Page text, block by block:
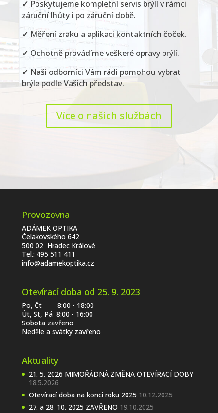
✓ Poskytujeme kompletní servis brýlí v rámci
záruční lhůty i po záruční době.
✓ Měření zraku a aplikaci kontaktních čoček.
✓ Ochotně provádíme veškeré opravy brýlí.
✓ Naši odborníci Vám rádi pomohou vybrat
brýle podle Vašich představ.
Více o našich službách
Provozovna
ADÁMEK OPTIKA
Čelakovského 642
500 02 Hradec Králové
Tel.: 495 511 411
info@adamekoptika.cz
Otevírací doba od 25. 9. 2023
Po, Čt 8:00 - 18:00
Út, St, Pá 8:00 - 16:00
Sobota zavřeno
Neděle a svátky zavřeno
Aktuality
21. 5. 2026 MIMOŘÁDNÁ ZMĚNA OTEVÍRACÍ DOBY
18.5.2026
Otevírací doba na konci roku 2025 10.12.2025
27. a 28. 10. 2025 ZAVŘENO 19.10.2025